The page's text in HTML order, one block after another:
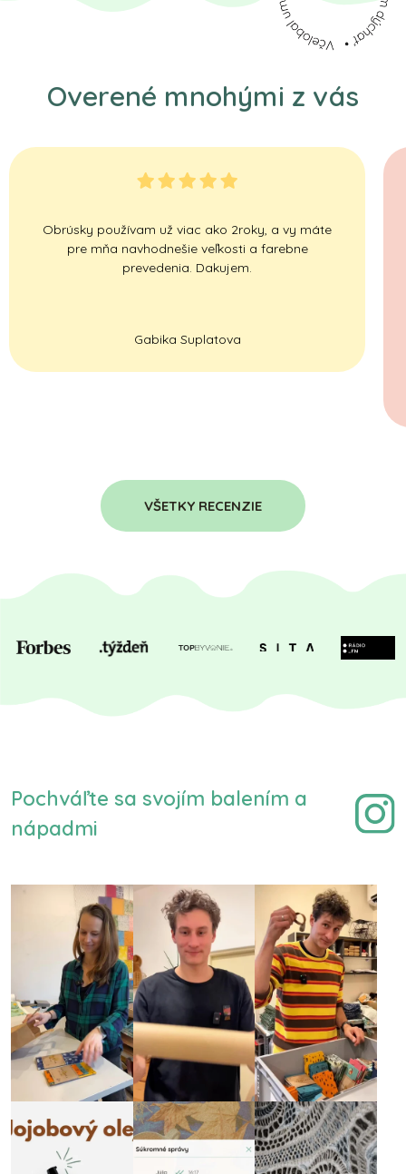
Overené mnohými z vás
Obrúsky používam už viac ako 2roky, a vy máte
pre mňa navhodnešie veľkosti a farebne
prevedenia. Dakujem.
Gabika Suplatova
VŠETKY RECENZIE
Pochváľte sa svojím balením a
nápadmi